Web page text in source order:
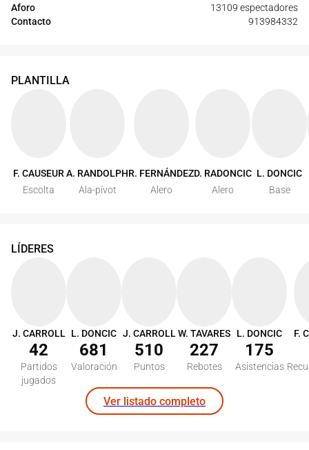
Aforo
13109 espectadores
Contacto
913984332
PLANTILLA
F. CAUSEUR
Escolta
A. RANDOLPH
Ala-pívot
R. FERNÁNDEZ
Alero
D. RADONCIC
Alero
L. DONCIC
Base
LÍDERES
J. CARROLL
42
Partidos
jugados
L. DONCIC
681
Valoración
J. CARROLL
510
Puntos
W. TAVARES
227
Rebotes
L. DONCIC
175
Asistencias
Ver listado completo